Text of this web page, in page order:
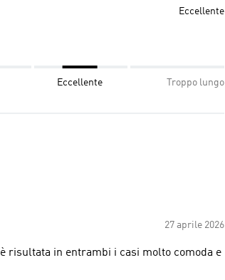
Eccellente
Eccellente Troppo lungo
27 aprile 2026
risultata in entrambi i casi molto comoda e